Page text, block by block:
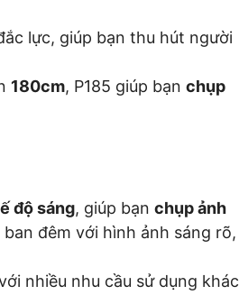
lực, giúp bạn thu hút người
180cm, P185 giúp bạn chụp
độ sáng, giúp bạn chụp ảnh
ban đêm với hình ảnh sáng rõ,
nhiều nhu cầu sử dụng khác